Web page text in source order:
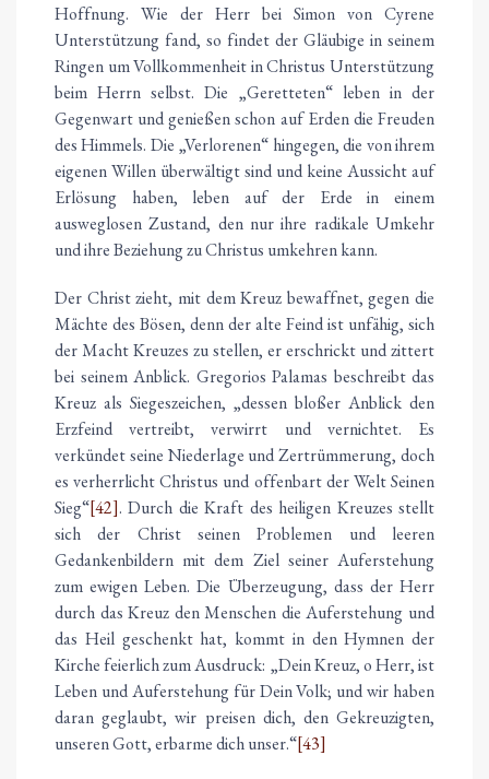
Hoffnung. Wie der Herr bei Simon von Cyrene
Unterstützung fand, so findet der Gläubige in seinem
Ringen um Vollkommenheit in Christus Unterstützung
beim Herrn selbst. Die „Geretteten“ leben in der
Gegenwart und genießen schon auf Erden die Freuden
des Himmels. Die „Verlorenen“ hingegen, die von ihrem
eigenen Willen überwältigt sind und keine Aussicht auf
Erlösung haben, leben auf der Erde in einem
ausweglosen Zustand, den nur ihre radikale Umkehr
und ihre Beziehung zu Christus umkehren kann.
Der Christ zieht, mit dem Kreuz bewaffnet, gegen die
Mächte des Bösen, denn der alte Feind ist unfähig, sich
der Macht Kreuzes zu stellen, er erschrickt und zittert
bei seinem Anblick. Gregorios Palamas beschreibt das
Kreuz als Siegeszeichen, „dessen bloßer Anblick den
Erzfeind vertreibt, verwirrt und vernichtet. Es
verkündet seine Niederlage und Zertrümmerung, doch
es verherrlicht Christus und offenbart der Welt Seinen
Sieg“[42]. Durch die Kraft des heiligen Kreuzes stellt
sich der Christ seinen Problemen und leeren
Gedankenbildern mit dem Ziel seiner Auferstehung
zum ewigen Leben. Die Überzeugung, dass der Herr
durch das Kreuz den Menschen die Auferstehung und
das Heil geschenkt hat, kommt in den Hymnen der
Kirche feierlich zum Ausdruck: „Dein Kreuz, o Herr, ist
Leben und Auferstehung für Dein Volk; und wir haben
daran geglaubt, wir preisen dich, den Gekreuzigten,
unseren Gott, erbarme dich unser.“[43]